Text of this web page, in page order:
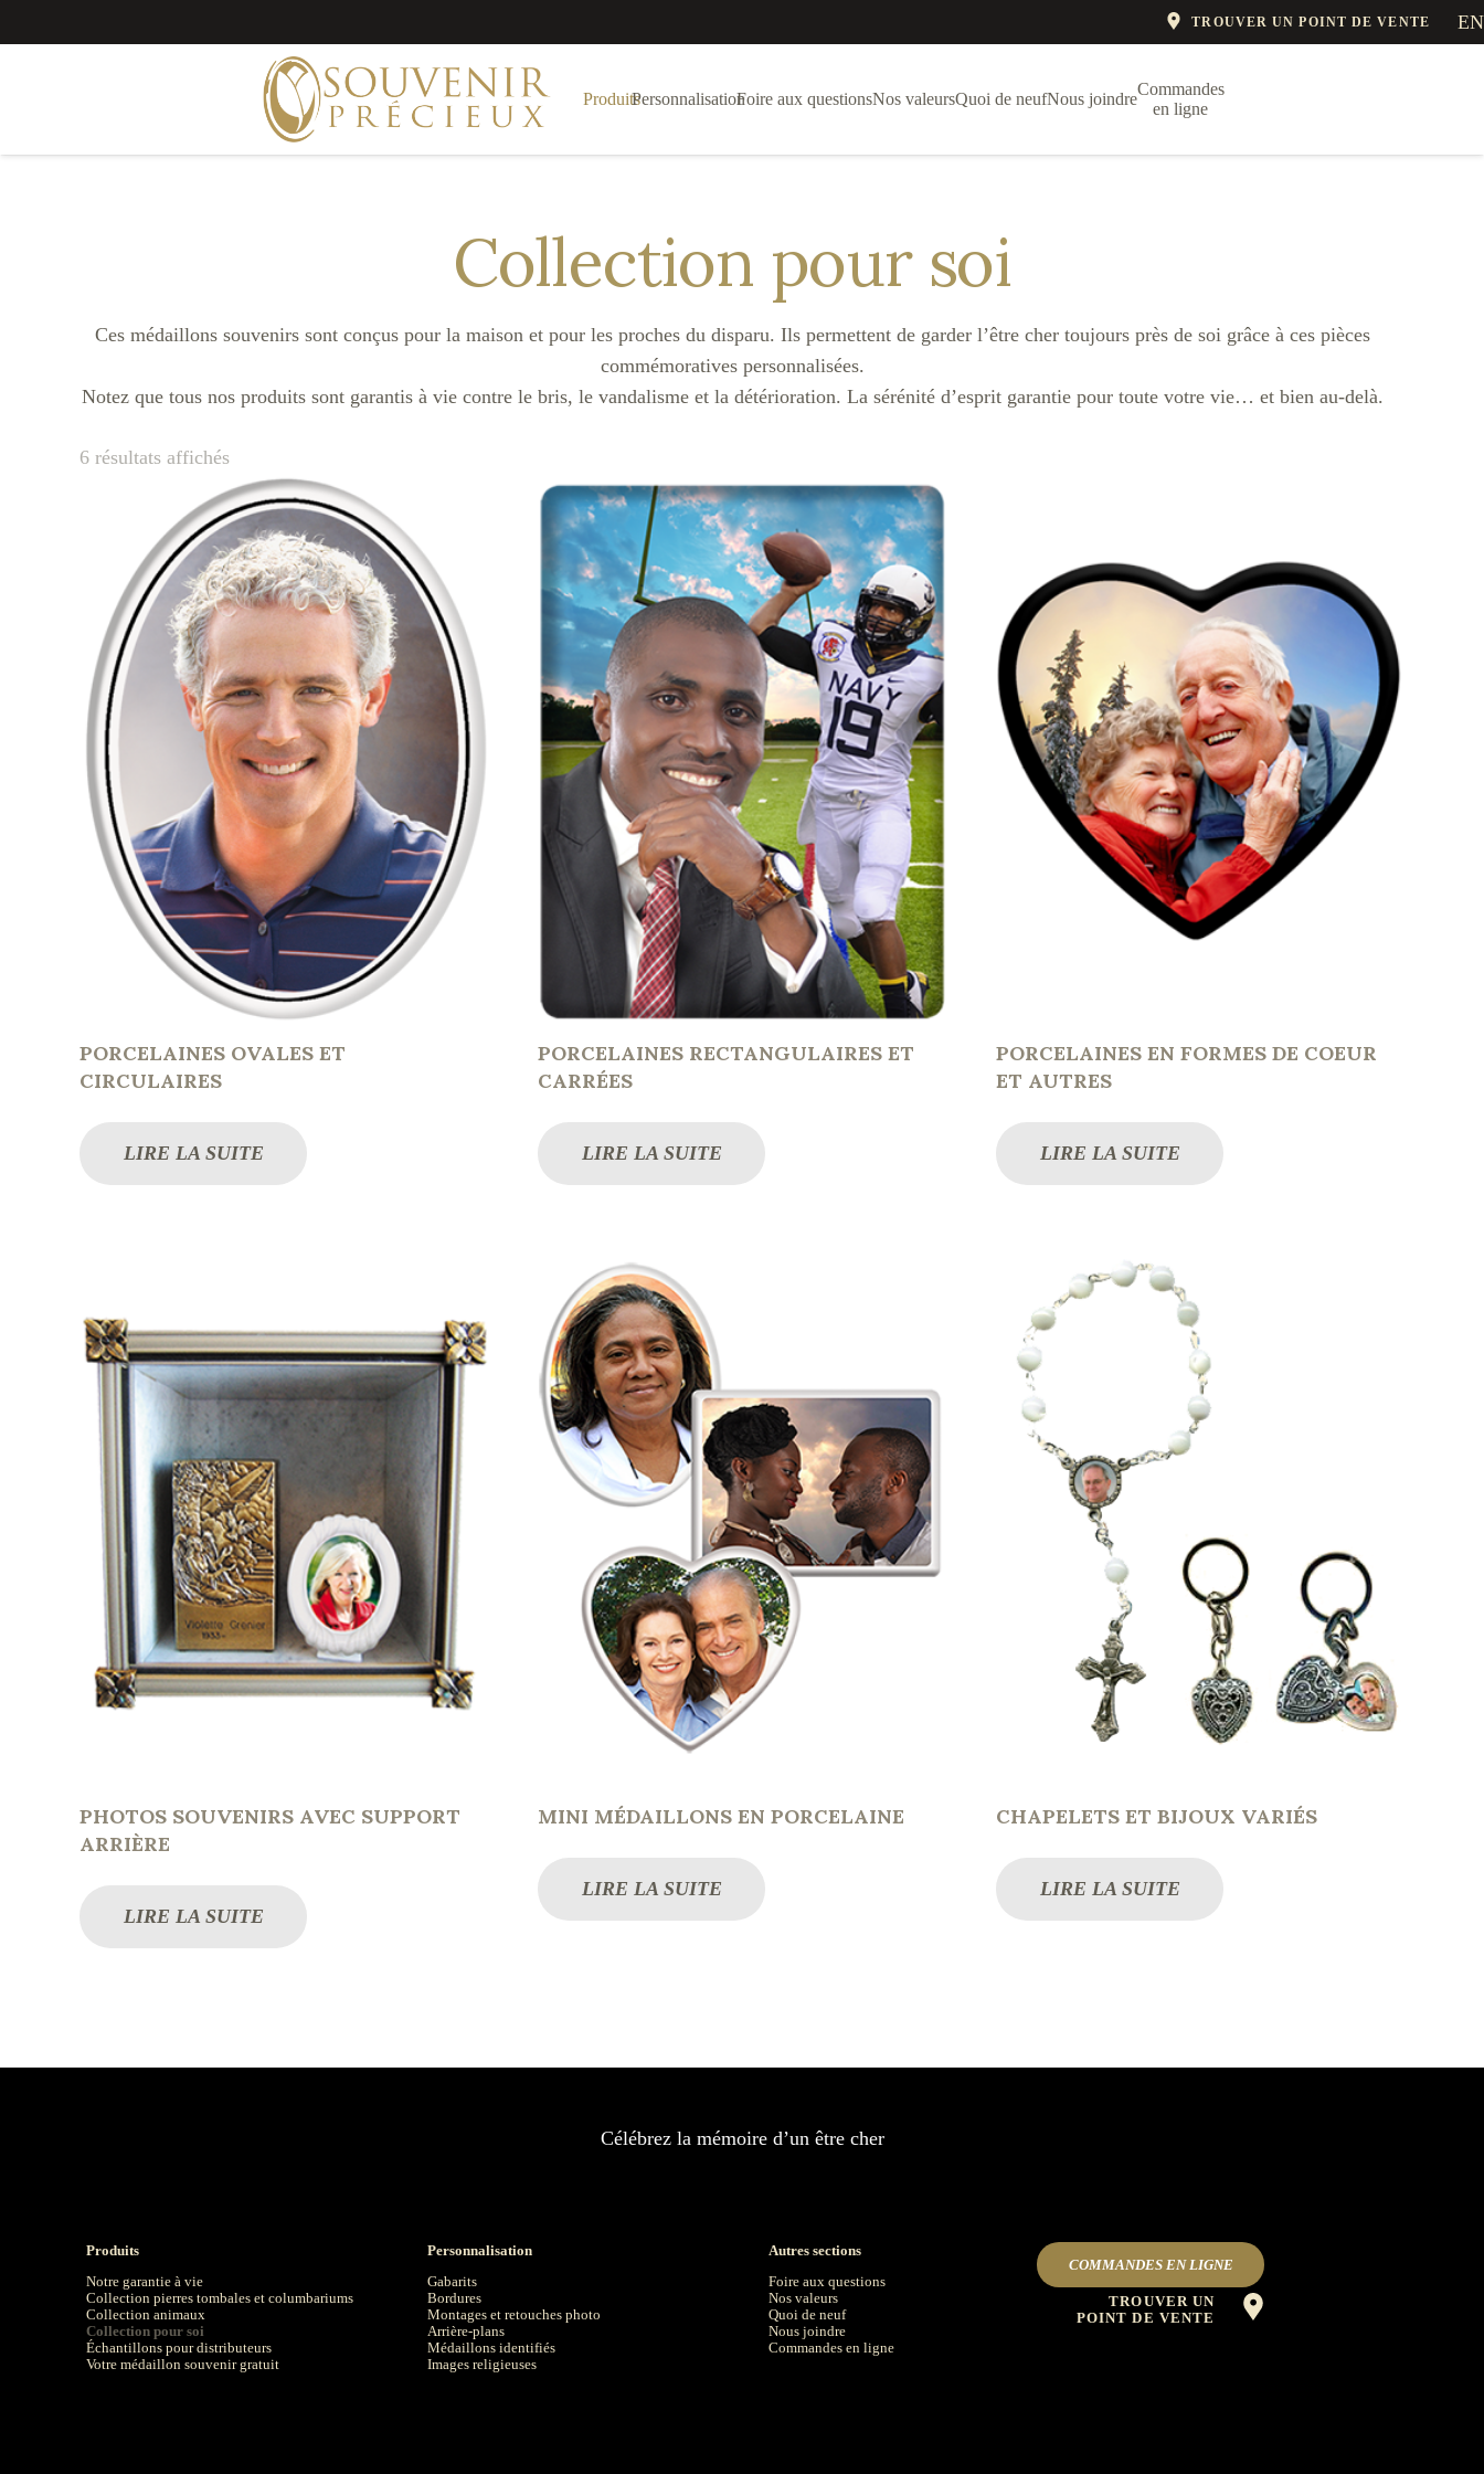
TROUVER UN POINT DE VENTE EN
ProduitsPersonnalisationFoire aux questionsNos valeursQuoi de neufNous joindre
Commandes
en ligne
Collection pour soi
Ces médaillons souvenirs sont conçus pour la maison et pour les proches du disparu. Ils permettent de garder l’être cher toujours près de soi grâce à ces pièces
commémoratives personnalisées.
Notez que tous nos produits sont garantis à vie contre le bris, le vandalisme et la détérioration. La sérénité d’esprit garantie pour toute votre vie… et bien au-delà.
6 résultats affichés
PORCELAINES OVALES ET
CIRCULAIRES
LIRE LA SUITE
PORCELAINES RECTANGULAIRES ET
CARRÉES
LIRE LA SUITE
PORCELAINES EN FORMES DE COEUR
ET AUTRES
LIRE LA SUITE
PHOTOS SOUVENIRS AVEC SUPPORT
ARRIÈRE
LIRE LA SUITE
MINI MÉDAILLONS EN PORCELAINE
LIRE LA SUITE
CHAPELETS ET BIJOUX VARIÉS
LIRE LA SUITE
Célébrez la mémoire d’un être cher
Produits
Notre garantie à vie
Collection pierres tombales et columbariums
Collection animaux
Collection pour soi
Échantillons pour distributeurs
Votre médaillon souvenir gratuit
Personnalisation
Gabarits
Bordures
Montages et retouches photo
Arrière-plans
Médaillons identifiés
Images religieuses
Autres sections
Foire aux questions
Nos valeurs
Quoi de neuf
Nous joindre
Commandes en ligne
COMMANDES EN LIGNE
TROUVER UN
POINT DE VENTE